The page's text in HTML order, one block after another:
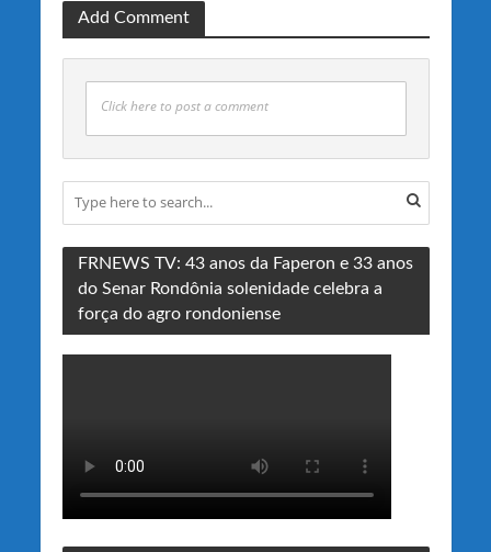
Add Comment
Click here to post a comment
FRNEWS TV: 43 anos da Faperon e 33 anos
do Senar Rondônia solenidade celebra a
força do agro rondoniense